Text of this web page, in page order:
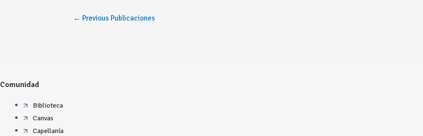
← Previous Publicaciones
Comunidad
Biblioteca
Canvas
Capellanía